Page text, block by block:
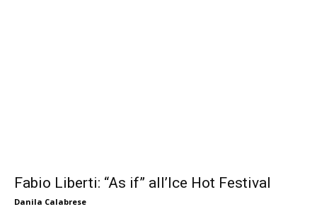
Fabio Liberti: “As if” all’Ice Hot Festival
Danila Calabrese